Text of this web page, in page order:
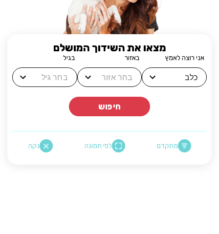
מצאו את השידוך המושלם
אני רוצה לאמץ באזור בגיל
חיפוש
מתקדם לפי תמונה נקה